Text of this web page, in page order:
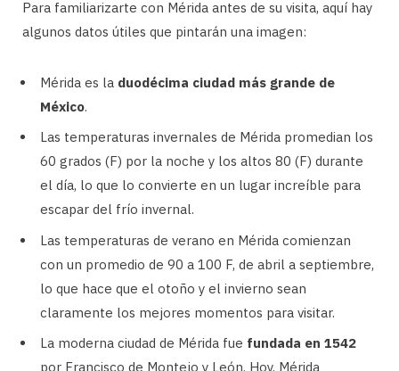
Para familiarizarte con Mérida antes de su visita, aquí hay
algunos datos útiles que pintarán una imagen:
Mérida es la duodécima ciudad más grande de
México.
Las temperaturas invernales de Mérida promedian los
60 grados (F) por la noche y los altos 80 (F) durante
el día, lo que lo convierte en un lugar increíble para
escapar del frío invernal.
Las temperaturas de verano en Mérida comienzan
con un promedio de 90 a 100 F, de abril a septiembre,
lo que hace que el otoño y el invierno sean
claramente los mejores momentos para visitar.
La moderna ciudad de Mérida fue fundada en 1542
por Francisco de Montejo y León. Hoy, Mérida